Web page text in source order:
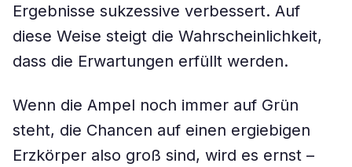
Ergebnisse sukzessive verbessert. Auf
diese Weise steigt die Wahrscheinlichkeit,
dass die Erwartungen erfüllt werden.
Wenn die Ampel noch immer auf Grün
steht, die Chancen auf einen ergiebigen
Erzkörper also groß sind, wird es ernst –